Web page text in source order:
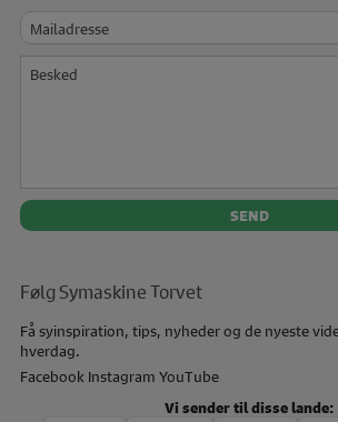
Mailadresse
Besked
Følg Symaskine Torvet
Få syinspiration, tips, nyheder og de nyeste
hverdag.
Facebook Instagram YouTube
Vi sender til disse lande: